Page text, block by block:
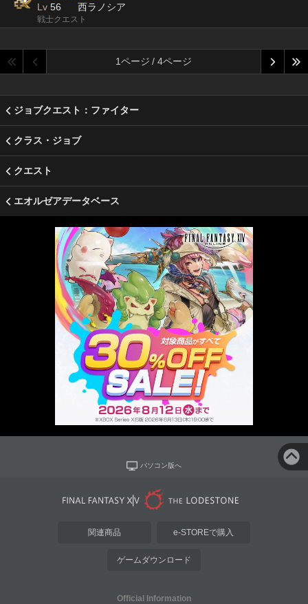
Lv 56 西ラノシア
戦士クエスト
1ページ / 4ページ
ジョブクエスト：ファイター
クラス・ジョブ
クエスト
エオルゼアデータベース
パソコン版へ
関連商品 e-STOREで購入
ゲームダウンロード
Official Information